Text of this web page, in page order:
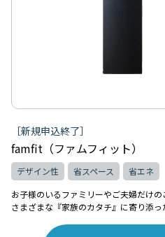
［新規申込終了］
famfit（ファムフィット）
デザイン性 省スペース
省エネ
お子様のいるファミリーやご夫婦だけ
さまざまな『家族のカタチ』に寄り添っ